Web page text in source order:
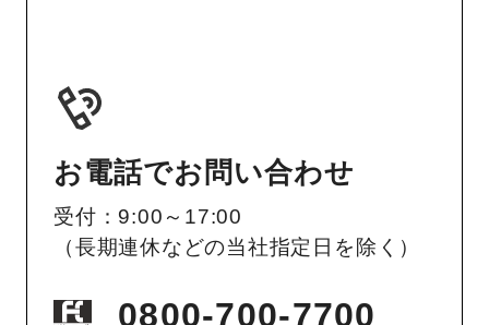
お電話でお問い合わせ
受付：9:00～17:00
（長期連休などの当社指定日を除く）
0800-700-7700